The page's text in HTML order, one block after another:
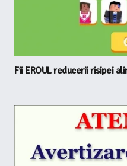
Fii EROUL reducerii risipei